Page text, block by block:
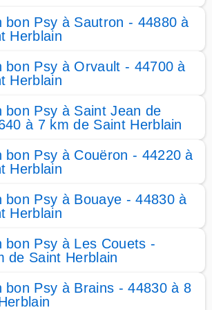
bon Psy à Sautron - 44880 à
Herblain
bon Psy à Orvault - 44700 à
Herblain
bon Psy à Saint Jean de
à 7 km de Saint Herblain
bon Psy à Couëron - 44220 à
Herblain
bon Psy à Bouaye - 44830 à
Herblain
bon Psy à Les Couets -
de Saint Herblain
bon Psy à Brains - 44830 à 8